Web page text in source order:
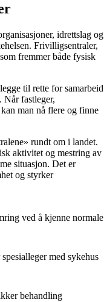
idrettslag og
Frivilligsentraler,
fremmer både fysisk
til rette for samarbeid
fastleger,
man nå flere og finne
rundt om i landet.
aktivitet og mestring av
situasjon. Det er
og styrker
ved å kjenne normale
med sykehus
behandling